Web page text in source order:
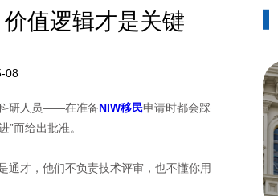
值逻辑才是关键
08
研人员——在准备NIW移民申请时都会踩
”而给出批准。
才，他们不负责技术评审，也不懂你用